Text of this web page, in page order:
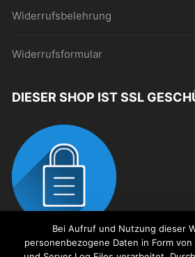
Widerrufsbelehrung
Widerrufsformular
DIESER SHOP IST SSL
Bei Aufruf und Nutzung dieser
personenbezogene Daten in Form von